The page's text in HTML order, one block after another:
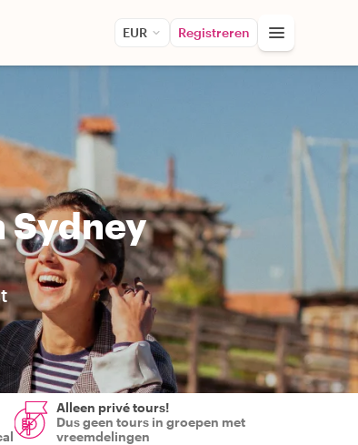
EUR Registreren
Sydney
Alleen privé tours!
Dus geen tours in groepen met
vreemdelingen